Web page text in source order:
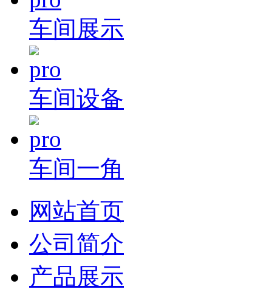
车间展示
车间设备
车间一角
网站首页
公司简介
产品展示